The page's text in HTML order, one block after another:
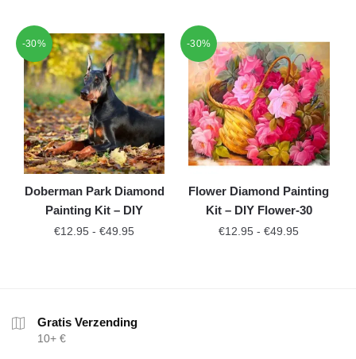
-30%
Doberman Park Diamond
Painting Kit – DIY
€12.95 - €49.95
-30%
Flower Diamond Painting
Kit – DIY Flower-30
€12.95 - €49.95
Gratis Verzending
10+ €